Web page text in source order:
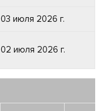
03 июля 2026 г.
02 июля 2026 г.